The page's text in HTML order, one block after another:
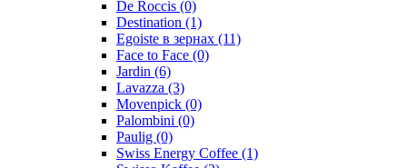
De Roccis (0)
Destination (1)
Egoiste в зернах (11)
Face to Face (0)
Jardin (6)
Lavazza (3)
Movenpick (0)
Palombini (0)
Paulig (0)
Swiss Energy Coffee (1)